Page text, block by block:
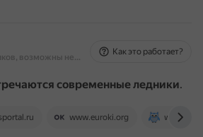
На основе источников, возможны неточности
Как это работает?
современные ледники.
www.euroki.org